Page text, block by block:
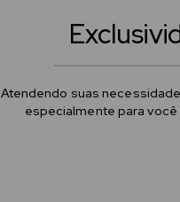
Atendendo suas
especialmente para